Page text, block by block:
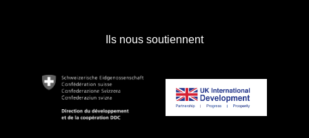
Ils nous soutiennent